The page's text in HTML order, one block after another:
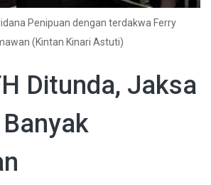
Penipuan dengan terdakwa Ferry
(Kintan Kinari Astuti)
Ditunda, Jaksa